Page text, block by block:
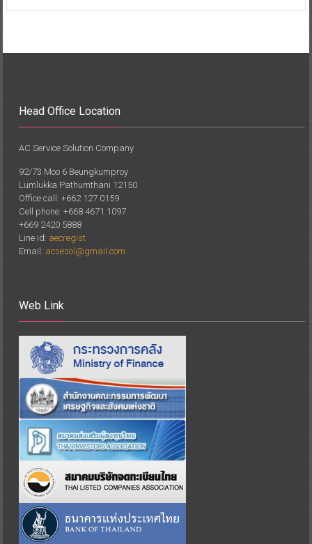
Head Office Location
AC Service Solution Company
92/73 Moo 6 Beungkumproy
Lumlukka Pathumthani 12150
Office call: +662 127 0159
Cell phone: +668 4671 1097
+669 2420 5888
Line id: aecregist
Email: acsesol@gmail.com
Web Link